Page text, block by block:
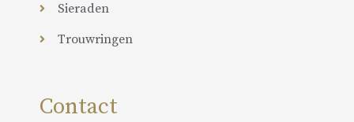
Sieraden
Trouwringen
Contact